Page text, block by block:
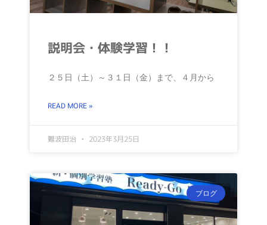
説明会・体験学習！！
２５日（土）～３１日（金）まで、４月から
READ MORE »
難波田治 2023年3月25日
ブログ